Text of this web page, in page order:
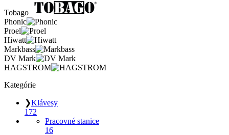
Tobago
Phonic
Proel
Hiwatt
Markbass
DV Mark
HAGSTROM
Kategórie
❯Klávesy
172
Pracovné stanice
16